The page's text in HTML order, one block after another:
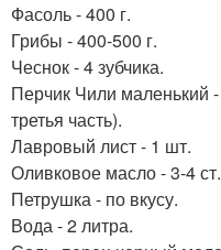
Фасоль - 400 г.
Грибы - 400-500 г.
Чеснок - 4 зубчика.
Перчик Чили маленький
третья часть).
Лавровый лист - 1 шт.
Оливковое масло - 3-4
Петрушка - по вкусу.
Вода - 2 литра.